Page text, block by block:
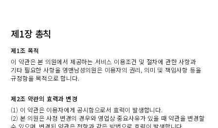
제1장 총칙
제1조 목적
이 약관은 본 의원에서 제공하는 서비스 이용조건 및 절차에 관한 사항과
기타 필요한 사항을 영맨남성의원은 이용자의 권리, 의미 및 책임사항 등을
규정함을 목적으로 합니다.
제2조 약관의 효력과 변경
(1) 이 약관은 이용자에게 공시함으로서 효력이 발생합니다.
(2) 본 의원은 사정 변경의 경우와 영업상 중요사유가 있을 때 약관을 변경할